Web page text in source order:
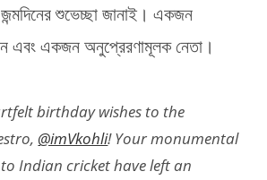
জন্মদিনের শুভেচ্ছা জানাই। একজন
এবং একজন অনুপ্রেরণামূলক নেতা।
birthday wishes to the
@imVkohli! Your monumental
Indian cricket have left an